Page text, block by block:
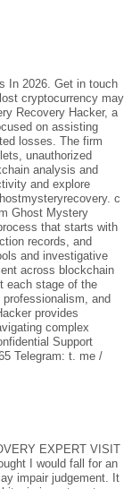
In 2026. Get in touch
cryptocurrency may
Recovery Hacker, a
on assisting
losses. The firm
unauthorized
analysis and
and explore
c
Ghost Mystery
that starts with
records, and
and investigative
across blockchain
each stage of the
and
provides
complex
Support
Telegram: t. me /
EXPERT VISIT
I would fall for an
impair judgement. It